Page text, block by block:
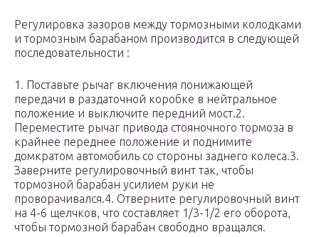
Регулировка зазоров между тормозными колодками
и тормозным барабаном производится в следующей
последовательности :
1. Поставьте рычаг включения понижающей
передачи в раздаточной коробке в нейтральное
положение и выключите передний мост.2.
Переместите рычаг привода стояночного тормоза в
крайнее переднее положение и поднимите
домкратом автомобиль со стороны заднего колеса.3.
Заверните регулировочный винт так, чтобы
тормозной барабан усилием руки не
проворачивался.4. Отверните регулировочный винт
на 4-6 щелчков, что составляет 1/3-1/2 его оборота,
чтобы тормозной барабан свободно вращался.